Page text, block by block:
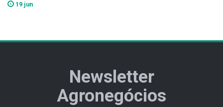
19 jun
Newsletter
Agronegócios